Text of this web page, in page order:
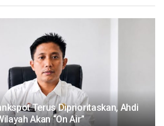
Terus Diprioritaskan, Ahdi
Akan “On Air”